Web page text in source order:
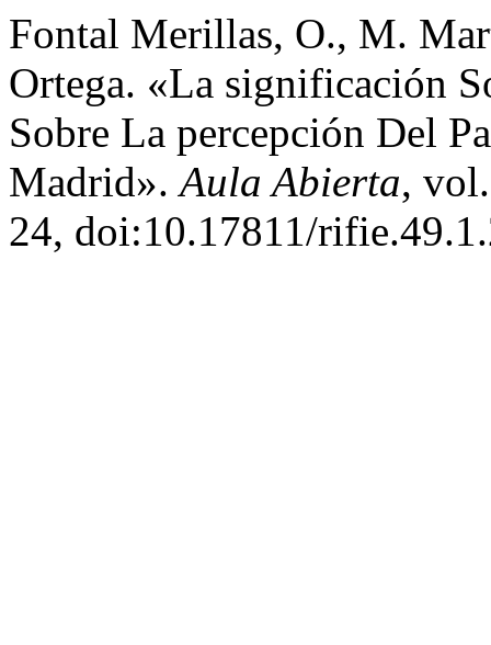
Fontal Merillas, O., M.
Ortega. «La significación
Sobre La percepción Del
Madrid».Aula Abierta,
24, doi:10.17811/